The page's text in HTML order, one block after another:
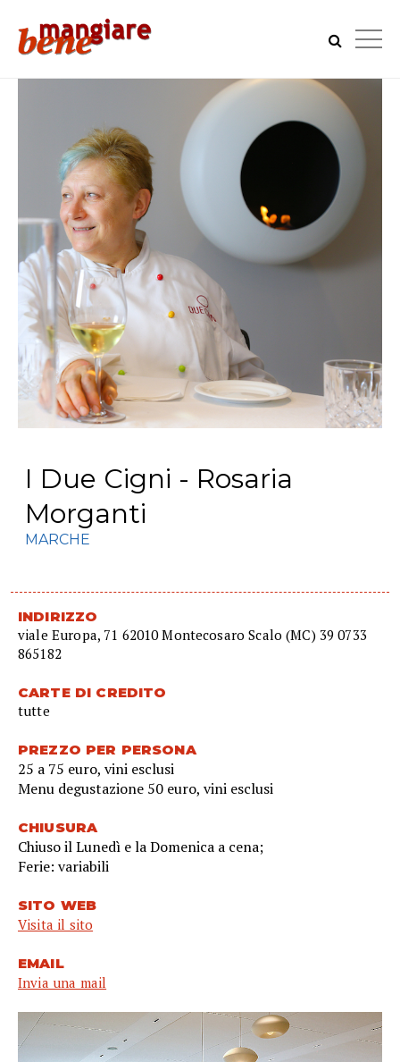
I Due Cigni - Rosaria
Morganti
MARCHE
INDIRIZZO
viale Europa, 71 62010 Montecosaro Scalo (MC) 39 0733
865182
CARTE DI CREDITO
tutte
PREZZO PER PERSONA
25 a 75 euro, vini esclusi
Menu degustazione 50 euro, vini esclusi
CHIUSURA
Chiuso il Lunedì e la Domenica a cena;
Ferie: variabili
SITO WEB
Visita il sito
EMAIL
Invia una mail